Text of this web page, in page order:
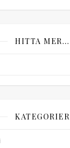
HITTA MER…
KATEGORIER